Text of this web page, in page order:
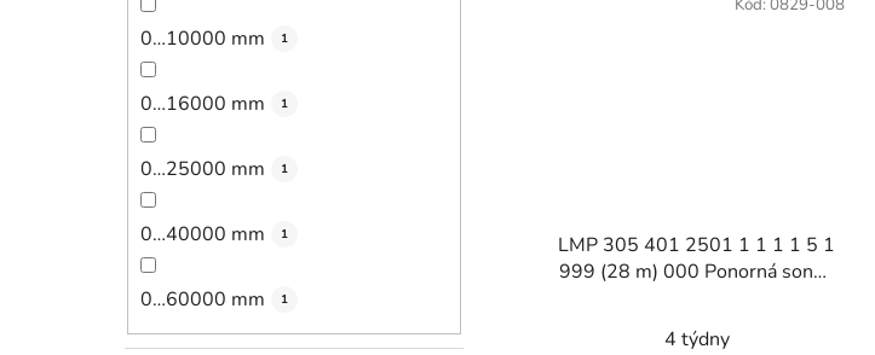
0…10000 mm 1
0…16000 mm 1
0…25000 mm 1
0…40000 mm 1
0…60000 mm 1
LMP 305 401 2501 1 1 1 1 5 1
999 (28 m) 000 Ponorná sonda
kapalin
4 týdny
Kód: 0829-008